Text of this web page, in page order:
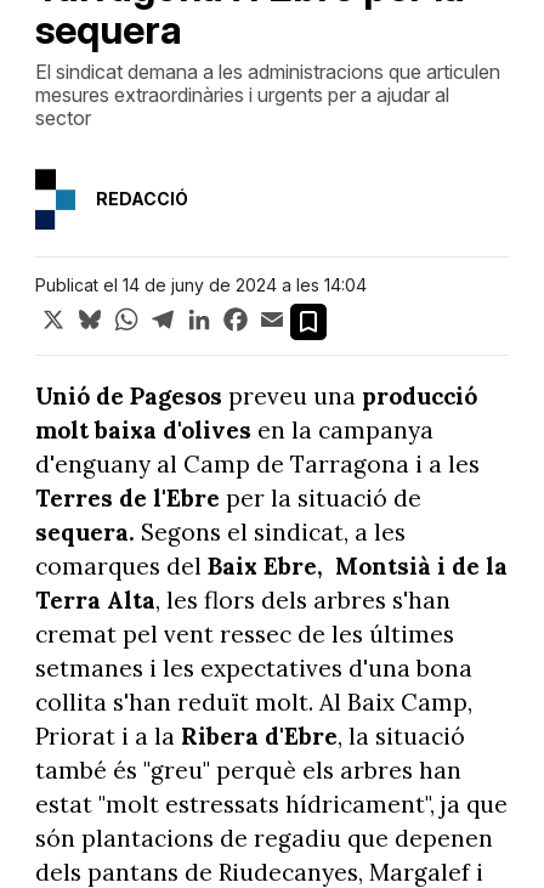
sequera
El sindicat demana a les administracions que articulen
mesures extraordinàries i urgents per a ajudar al
sector
REDACCIÓ
Publicat el 14 de juny de 2024 a les 14:04
X BlueskyWhatsApp
TelegramLinkedInFacebook
Email
Unió de Pagesos preveu una producció
molt baixa d'olives en la campanya
d'enguany al Camp de Tarragona i a les
Terres de l'Ebre per la situació de
sequera. Segons el sindicat, a les
comarques del Baix Ebre, Montsià i de la
Terra Alta, les flors dels arbres s'han
cremat pel vent ressec de les últimes
setmanes i les expectatives d'una bona
collita s'han reduït molt. Al Baix Camp,
Priorat i a la Ribera d'Ebre, la situació
també és "greu" perquè els arbres han
estat "molt estressats hídricament", ja que
són plantacions de regadiu que depenen
dels pantans de Riudecanyes, Margalef i